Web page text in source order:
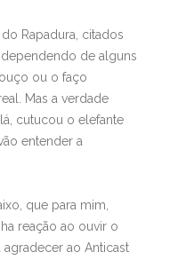
Rapadura, citados
de alguns
ou o faço
Mas a verdade
cutucou o elefante
entender a
que para mim,
reação ao ouvir o
ao Anticast